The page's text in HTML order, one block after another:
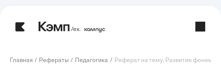
/ех.
Главная Рефераты Педагогика Реферат на тему: Развитие